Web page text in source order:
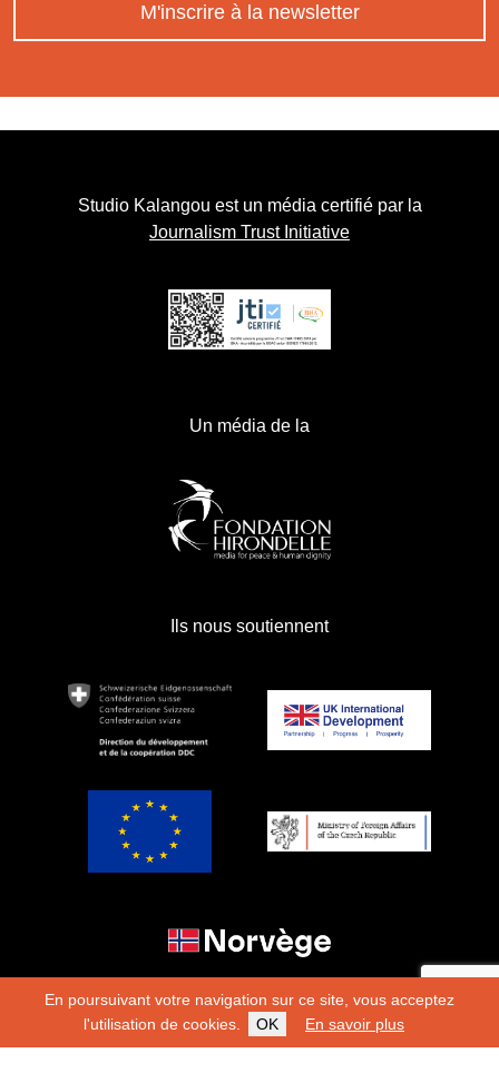
En poursuivant votre navigation sur ce site, vous acceptez
l'utilisation de cookies.
OK En savoir plus
M'inscrire à la newsletter
Studio Kalangou est un média certifié par la
Journalism Trust Initiative
Un média de la
Ils nous soutiennent